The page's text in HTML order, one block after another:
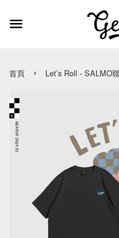
首頁 › Let’s Roll - SALMO